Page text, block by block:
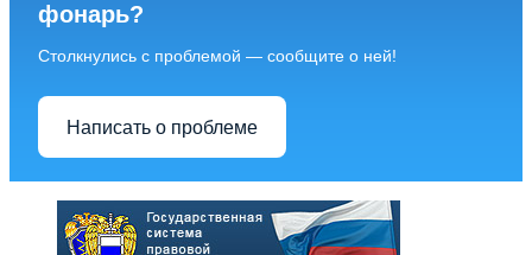
фонарь?
Столкнулись с проблемой — сообщите о ней!
Написать о проблеме